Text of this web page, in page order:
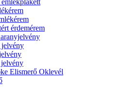
érdemérem
jelvény
Elismerő Oklevél